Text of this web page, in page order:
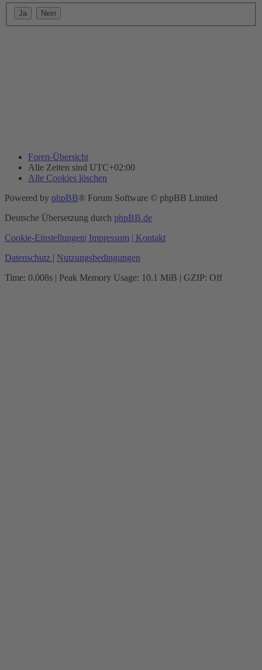
Foren-Übersicht
Alle Zeiten sind UTC+02:00
Alle Cookies löschen
Powered by phpBB® Forum Software © phpBB Limited
Deutsche Übersetzung durch phpBB.de
Cookie-Einstellungen| Impressum | Kontakt
Datenschutz | Nutzungsbedingungen
Time: 0.008s | Peak Memory Usage: 10.1 MiB | GZIP: Off